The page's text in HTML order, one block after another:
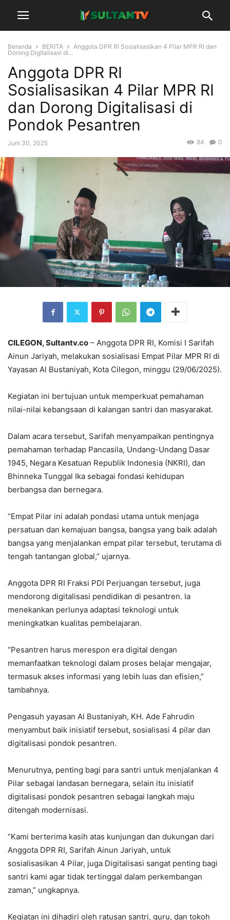
Beranda BERITA
Anggota DPR RI Sosialisasikan 4 Pilar MPR RI dan
Dorong Digitalisasi di...
Anggota DPR RI
Sosialisasikan 4 Pilar MPR RI
dan Dorong Digitalisasi di
Pondok Pesantren
Juni 30, 2025 0
84
CILEGON, Sultantv.co – Anggota DPR RI, Komisi I Sarifah
Ainun Jariyah, melakukan sosialisasi Empat Pilar MPR RI di
Yayasan Al Bustaniyah, Kota Cilegon, minggu (29/06/2025).
Kegiatan ini bertujuan untuk memperkuat pemahaman
nilai-nilai kebangsaan di kalangan santri dan masyarakat.
Dalam acara tersebut, Sarifah menyampaikan pentingnya
pemahaman terhadap Pancasila, Undang-Undang Dasar
1945, Negara Kesatuan Republik Indonesia (NKRI), dan
Bhinneka Tunggal Ika sebagai fondasi kehidupan
berbangsa dan bernegara.
“Empat Pilar ini adalah pondasi utama untuk menjaga
persatuan dan kemajuan bangsa, bangsa yang baik adalah
bangsa yang menjalankan empat pilar tersebut, terutama di
tengah tantangan global,” ujarnya.
Anggota DPR RI Fraksi PDI Perjuangan tersebut, juga
mendorong digitalisasi pendidikan di pesantren. Ia
menekankan perlunya adaptasi teknologi untuk
meningkatkan kualitas pembelajaran.
“Pesantren harus merespon era digital dengan
memanfaatkan teknologi dalam proses belajar mengajar,
termasuk akses informasi yang lebih luas dan efisien,”
tambahnya.
Pengasuh yayasan Al Bustaniyah, KH. Ade Fahrudin
menyambut baik inisiatif tersebut, sosialisasi 4 pilar dan
digitalisasi pondok pesantren.
Menurutnya, penting bagi para santri untuk menjalankan 4
Pilar sebagai landasan bernegara, selain itu inisiatif
digitalisasi pondok pesantren sebagai langkah maju
ditengah modernisasi.
“Kami berterima kasih atas kunjungan dan dukungan dari
Anggota DPR RI, Sarifah Ainun Jariyah, untuk
sosialisasikan 4 Pilar, juga Digitalisasi sangat penting bagi
santri kami agar tidak tertinggal dalam perkembangan
zaman,” ungkapnya.
Kegiatan ini dihadiri oleh ratusan santri, guru, dan tokoh